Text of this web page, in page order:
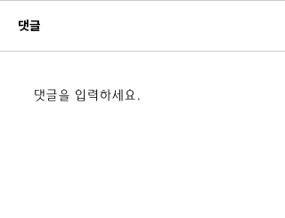
드론 전문교육기관 42기 입
댓글
댓글을 입력하세요.